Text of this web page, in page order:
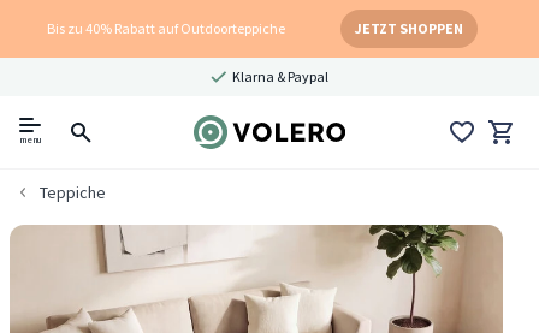
Bis zu 40% Rabatt auf Outdoorteppiche JETZT SHOPPEN
Klarna & Paypal
menu
Teppiche